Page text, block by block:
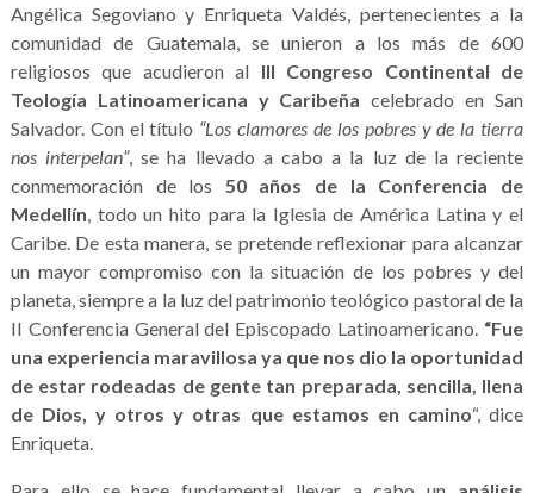
Angélica Segoviano y Enriqueta Valdés, pertenecientes a la
comunidad de Guatemala, se unieron a los más de 600
religiosos que acudieron al III Congreso Continental de
Teología Latinoamericana y Caribeña celebrado en San
Salvador. Con el título “Los clamores de los pobres y de la tierra
nos interpelan”, se ha llevado a cabo a la luz de la reciente
conmemoración de los 50 años de la Conferencia de
Medellín, todo un hito para la Iglesia de América Latina y el
Caribe. De esta manera, se pretende reflexionar para alcanzar
un mayor compromiso con la situación de los pobres y del
planeta, siempre a la luz del patrimonio teológico pastoral de la
II Conferencia General del Episcopado Latinoamericano. “Fue
una experiencia maravillosa ya que nos dio la oportunidad
de estar rodeadas de gente tan preparada, sencilla, llena
de Dios, y otros y otras que estamos en camino“, dice
Enriqueta.